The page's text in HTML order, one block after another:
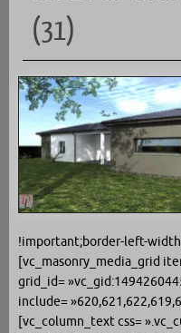
(31)
!important;border-left-
[vc_masonry_media_grid
grid_id=
include=
[vc_column_text css=